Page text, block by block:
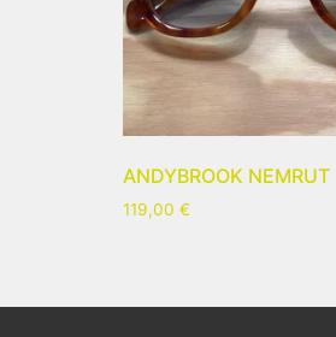
ANDYBROOK NEMRUT
119,00 €